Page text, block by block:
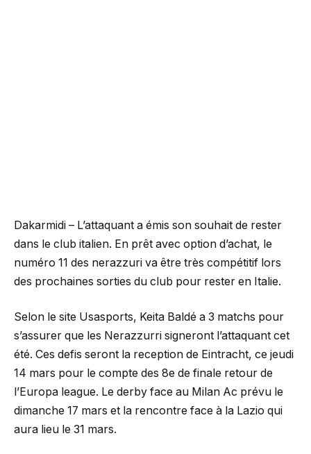
Dakarmidi – L’attaquant a émis son souhait de rester
dans le club italien. En prêt avec option d’achat, le
numéro 11 des nerazzuri va être très compétitif lors
des prochaines sorties du club pour rester en Italie.
Selon le site Usasports, Keita Baldé a 3 matchs pour
s’assurer que les Nerazzurri signeront l’attaquant cet
été. Ces defis seront la reception de Eintracht, ce jeudi
14 mars pour le compte des 8e de finale retour de
l’Europa league. Le derby face au Milan Ac prévu le
dimanche 17 mars et la rencontre face à la Lazio qui
aura lieu le 31 mars.